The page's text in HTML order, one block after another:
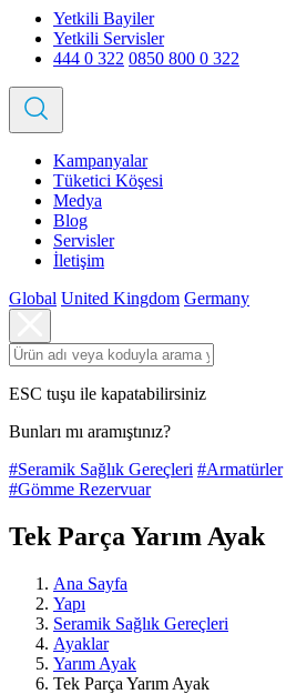
Yetkili Bayiler
Yetkili Servisler
444 0 322 0850 800 0 322
Kampanyalar
Tüketici Köşesi
Medya
Blog
Servisler
İletişim
Global United Kingdom Germany
ESC tuşu ile kapatabilirsiniz
Bunları mı aramıştınız?
#Seramik Sağlık Gereçleri #Armatürler
#Gömme Rezervuar
Tek Parça Yarım Ayak
Ana Sayfa
Yapı
Seramik Sağlık Gereçleri
Ayaklar
Yarım Ayak
Tek Parça Yarım Ayak